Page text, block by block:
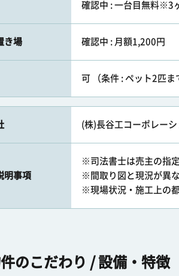
確認中 : 一台目無料※3
き場 確認中 : 月額1,200円
可 （条件 : ペット2匹
(株)長谷工コーポレーシ
明事項
※司法書士は売主の指
※間取り図と現況が異
※現場状況・施工上の
のこだわり / 設備・特徴